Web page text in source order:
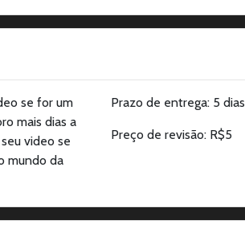
se for um
mais dias a
video se
mundo da
Prazo de entrega: 5 dias
Preço de revisão: R$5